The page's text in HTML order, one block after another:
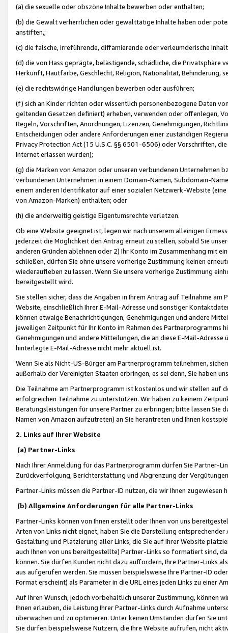
(a) die sexuelle oder obszöne Inhalte bewerben oder enthalten;
(b) die Gewalt verherrlichen oder gewalttätige Inhalte haben oder
anstiften,;
(c) die falsche, irreführende, diffamierende oder verleumderische
(d) die von Hass geprägte, belästigende, schädliche, die Privatsphäre
Herkunft, Hautfarbe, Geschlecht, Religion, Nationalität, Behinderung,
(e) die rechtswidrige Handlungen bewerben oder ausführen;
(f) sich an Kinder richten oder wissentlich personenbezogene Daten
geltenden Gesetzen definiert) erheben, verwenden oder offenlegen,
Regeln, Vorschriften, Anordnungen, Lizenzen, Genehmigungen,
Entscheidungen oder andere Anforderungen einer zuständigen
Privacy Protection Act (15 U.S.C. §§ 6501-6506) oder Vorschriften,
Internet erlassen wurden);
(g) die Marken von Amazon oder unseren verbundenen Unternehmen
verbundenen Unternehmen in einem Domain-Namen, Subdomain-
einem anderen Identifikator auf einer sozialen Netzwerk-Website
von Amazon-Marken) enthalten; oder
(h) die anderweitig geistige Eigentumsrechte verletzen.
Ob eine Website geeignet ist, legen wir nach unserem alleinigen
jederzeit die Möglichkeit den Antrag erneut zu stellen, sobald Sie
anderen Gründen ablehnen oder 2) Ihr Konto im Zusammenhang mit
schließen, dürfen Sie ohne unsere vorherige Zustimmung keinen
wiederaufleben zu lassen. Wenn Sie unsere vorherige Zustimmung
bereitgestellt wird.
Sie stellen sicher, dass die Angaben in Ihrem Antrag auf Teilnahme
Website, einschließlich Ihrer E-Mail-Adresse und sonstiger
können etwaige Benachrichtigungen, Genehmigungen und andere
jeweiligen Zeitpunkt für Ihr Konto im Rahmen des Partnerprogramms
Genehmigungen und andere Mitteilungen, die an diese E-Mail-
hinterlegte E-Mail-Adresse nicht mehr aktuell ist.
Wenn Sie als Nicht-US-Bürger am Partnerprogramm teilnehmen,
außerhalb der Vereinigten Staaten erbringen, es sei denn, Sie haben
Die Teilnahme am Partnerprogramm ist kostenlos und wir stellen auf
erfolgreichen Teilnahme zu unterstützen. Wir haben zu keinem
Beratungsleistungen für unsere Partner zu erbringen; bitte lassen Sie
Namen von Amazon aufzutreten) an Sie herantreten und Ihnen
2. Links auf Ihrer Website
(a) Partner-Links
Nach Ihrer Anmeldung für das Partnerprogramm dürfen Sie Partner-
Zurückverfolgung, Berichterstattung und Abgrenzung der
Partner-Links müssen die Partner-ID nutzen, die wir Ihnen zugewiesen
(b) Allgemeine Anforderungen für alle Partner-Links
Partner-Links können von Ihnen erstellt oder Ihnen von uns
Arten von Links nicht eignet, haben Sie die Darstellung
Gestaltung und Platzierung aller Links, die Sie auf Ihrer Website
auch Ihnen von uns bereitgestellte) Partner-Links so formatiert sind,
können. Sie dürfen Kunden nicht dazu auffordern, Ihre Partner-Links
aus aufgerufen werden. Sie müssen beispielsweise Ihre Partner-ID
Format erscheint) als Parameter in die URL eines jeden Links zu einer
Auf Ihren Wunsch, jedoch vorbehaltlich unserer Zustimmung, können
Ihnen erlauben, die Leistung Ihrer Partner-Links durch Aufnahme
überwachen und zu optimieren. Unter keinen Umständen dürfen Sie
Sie dürfen beispielsweise Nutzern, die Ihre Website aufrufen, nicht